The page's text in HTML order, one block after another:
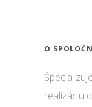
O
realizáciu